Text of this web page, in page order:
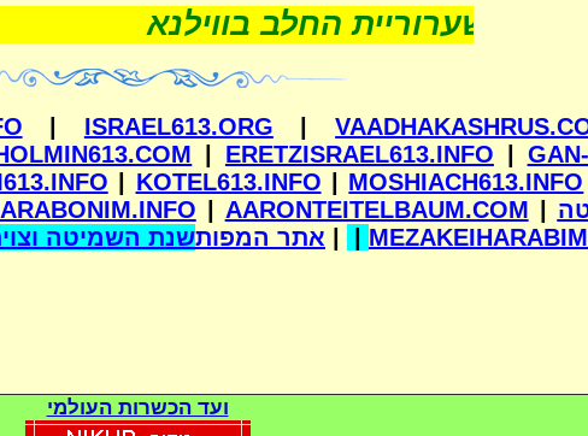
שערוריית החלב בווילנא
ISRAEL613.ORG |
ERETZISRAEL613.INFO
KOTEL613.INFO MOSHIACH613.INFO
AARONTEITELBAUM.COM
שנת השמיטהאתר המפות
ועד הכשרות העולמי